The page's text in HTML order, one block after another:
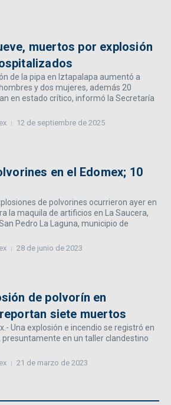
muertos por explosión
de la pipa en Iztapalapa aumentó a
y dos mujeres, además 20
en estado crítico, informó la Secretaría
12 de septiembre de 2025
en el Edomex; 10
de polvorines ocurrieron ayer en
la maquila de artificios en La Saucera,
Pedro La Laguna, municipio de
28 de junio de 2023
de polvorín en
siete muertos
Una explosión e incendio se registró en
presuntamente en un taller clandestino
21 de marzo de 2023